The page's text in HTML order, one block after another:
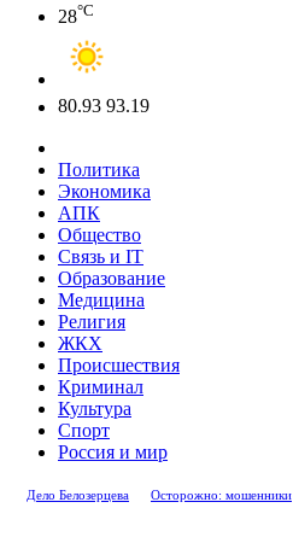
28°C
80.93 93.19
Политика
Экономика
АПК
Общество
Связь и IT
Образование
Медицина
Религия
ЖКХ
Происшествия
Криминал
Культура
Спорт
Россия и мир
Дело Белозерцева Осторожно: мошенники